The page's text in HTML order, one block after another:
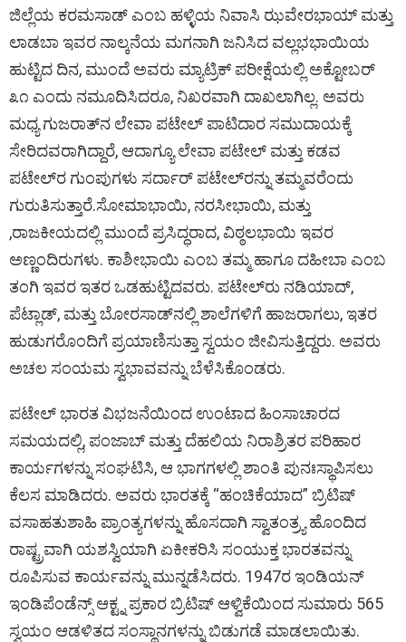
ಜಿಲ್ಲೆಯ ಕರಮಸಾಡ್ ಎಂಬ ಹಳ್ಳಿಯ ನಿವಾಸಿ ಝವೇರಭಾಯ್ ಮತ್ತು
ಲಾಡಬಾ ಇವರ ನಾಲ್ಕನೆಯ ಮಗನಾಗಿ ಜನಿಸಿದ ವಲ್ಲಭಭಾಯಿಯ
ಹುಟ್ಟಿದ ದಿನ, ಮುಂದೆ ಅವರು ಮ್ಯಾಟ್ರಿಕ್ ಪರೀಕ್ಷೆಯಲ್ಲಿ ಅಕ್ಟೋಬರ್
೩೧ ಎಂದು ನಮೂದಿಸಿದರೂ, ನಿಖರವಾಗಿ ದಾಖಲಾಗಿಲ್ಲ. ಅವರು
ಮಧ್ಯ ಗುಜರಾತ್‍‌ನ ಲೇವಾ ಪಟೇಲ್ ಪಾಟಿದಾರ ಸಮುದಾಯಕ್ಕೆ
ಸೇರಿದವರಾಗಿದ್ದಾರೆ, ಆದಾಗ್ಯೂ ಲೇವಾ ಪಟೇಲ್‌ ಮತ್ತು ಕಡವ
ಪಟೇಲ್‌ರ ಗುಂಪುಗಳು ಸರ್ದಾರ್ ಪಟೇಲ್‌ರನ್ನು ತಮ್ಮವರೆಂದು
ಗುರುತಿಸುತ್ತಾರೆ.ಸೋಮಾಭಾಯಿ, ನರಸೀಭಾಯಿ, ಮತ್ತು
,ರಾಜಕೀಯದಲ್ಲಿ ಮುಂದೆ ಪ್ರಸಿದ್ಧರಾದ, ವಿಠ್ಠಲಭಾಯಿ ಇವರ
ಅಣ್ಣಂದಿರುಗಳು. ಕಾಶೀಭಾಯಿ ಎಂಬ ತಮ್ಮ ಹಾಗೂ ದಹೀಬಾ ಎಂಬ
ತಂಗಿ ಇವರ ಇತರ ಒಡಹುಟ್ಟಿದವರು. ಪಟೇಲ್‌ರು ನಡಿಯಾದ್,
ಪೆಟ್ಲಾಡ್, ಮತ್ತು ಬೋರಸಾಡ್‌ನಲ್ಲಿ ಶಾಲೆಗಳಿಗೆ ಹಾಜರಾಗಲು, ಇತರ
ಹುಡುಗರೊಂದಿಗೆ ಪ್ರಯಾಣಿಸುತ್ತಾ ಸ್ವಯಂ ಜೀವಿಸುತ್ತಿದ್ದರು. ಅವರು
ಅಚಲ ಸಂಯಮ ಸ್ವಭಾವವನ್ನು ಬೆಳೆಸಿಕೊಂಡರು.
ಪಟೇಲ್ ಭಾರತ ವಿಭಜನೆಯಿಂದ ಉಂಟಾದ ಹಿಂಸಾಚಾರದ
ಸಮಯದಲ್ಲಿ, ಪಂಜಾಬ್ ಮತ್ತು ದೆಹಲಿಯ ನಿರಾಶ್ರಿತರ ಪರಿಹಾರ
ಕಾರ್ಯಗಳನ್ನು ಸಂಘಟಿಸಿ, ಆ ಭಾಗಗಳಲ್ಲಿ ಶಾಂತಿ ಪುನಃಸ್ಥಾಪಿಸಲು
ಕೆಲಸ ಮಾಡಿದರು. ಅವರು ಭಾರತಕ್ಕೆ “ಹಂಚಿಕೆಯಾದ” ಬ್ರಿಟಿಷ್
ವಸಾಹತುಶಾಹಿ ಪ್ರಾಂತ್ಯಗಳನ್ನು ಹೊಸದಾಗಿ ಸ್ವಾತಂತ್ರ್ಯ ಹೊಂದಿದ
ರಾಷ್ಟ್ರವಾಗಿ ಯಶಸ್ವಿಯಾಗಿ ಏಕೀಕರಿಸಿ ಸಂಯುಕ್ತ ಭಾರತವನ್ನು
ರೂಪಿಸುವ ಕಾರ್ಯವನ್ನು ಮುನ್ನಡೆಸಿದರು. 1947ರ ಇಂಡಿಯನ್
ಇಂಡಿಪೆಂಡೆನ್ಸ್ ಆಕ್ಟ್ನ ಪ್ರಕಾರ ಬ್ರಿಟಿಷ್ ಆಳ್ವಿಕೆಯಿಂದ ಸುಮಾರು 565
ಸ್ವಯಂ ಆಡಳಿತದ ಸಂಸ್ಥಾನಗಳನ್ನು ಬಿಡುಗಡೆ ಮಾಡಲಾಯಿತು.